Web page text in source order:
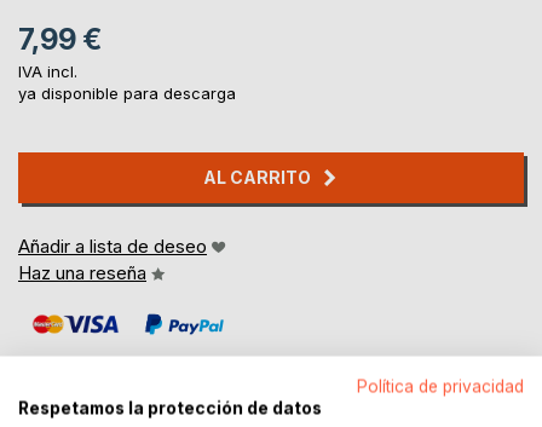
7,99 €
IVA incl.
ya disponible para descarga
AL CARRITO
Añadir a lista de deseo
Haz una reseña
Política de privacidad
Respetamos la protección de datos